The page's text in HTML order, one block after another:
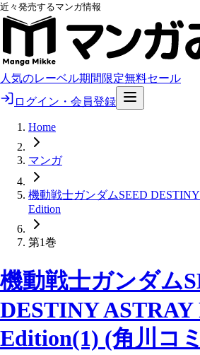
近々発売するマンガ情報
人気のレーベル期間限定無料セール
ログイン・会員登録
Home
マンガ
機動戦士ガンダムSEED DESTINY
Edition
第1巻
機動戦士ガンダム
DESTINY ASTRAY
Edition(1) (角川コ